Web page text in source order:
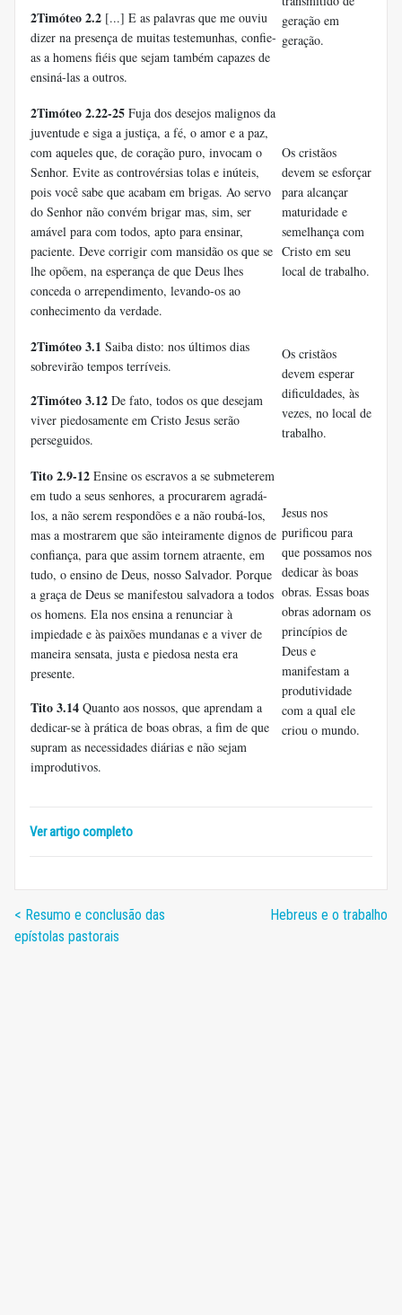
2Timóteo 2.2 [...] E as palavras que me ouviu
dizer na presença de muitas testemunhas, confie-
as a homens fiéis que sejam também capazes de
ensiná-las a outros.
geração em
geração.
2Timóteo 2.22-25 Fuja dos desejos malignos da
juventude e siga a justiça, a fé, o amor e a paz,
com aqueles que, de coração puro, invocam o
Senhor. Evite as controvérsias tolas e inúteis,
pois você sabe que acabam em brigas. Ao servo
do Senhor não convém brigar mas, sim, ser
amável para com todos, apto para ensinar,
paciente. Deve corrigir com mansidão os que se
lhe opõem, na esperança de que Deus lhes
conceda o arrependimento, levando-os ao
conhecimento da verdade.
Os cristãos
devem se esforçar
para alcançar
maturidade e
semelhança com
Cristo em seu
local de trabalho.
2Timóteo 3.1 Saiba disto: nos últimos dias
sobrevirão tempos terríveis.
2Timóteo 3.12 De fato, todos os que desejam
viver piedosamente em Cristo Jesus serão
perseguidos.
Os cristãos
devem esperar
dificuldades, às
vezes, no local de
trabalho.
Tito 2.9-12 Ensine os escravos a se submeterem
em tudo a seus senhores, a procurarem agradá-
los, a não serem respondões e a não roubá-los,
mas a mostrarem que são inteiramente dignos de
confiança, para que assim tornem atraente, em
tudo, o ensino de Deus, nosso Salvador. Porque
a graça de Deus se manifestou salvadora a todos
os homens. Ela nos ensina a renunciar à
impiedade e às paixões mundanas e a viver de
maneira sensata, justa e piedosa nesta era
presente.
Tito 3.14 Quanto aos nossos, que aprendam a
dedicar-se à prática de boas obras, a fim de que
supram as necessidades diárias e não sejam
improdutivos.
Jesus nos
purificou para
que possamos nos
dedicar às boas
obras. Essas boas
obras adornam os
princípios de
Deus e
manifestam a
produtividade
com a qual ele
criou o mundo.
Ver artigo completo
< Resumo e conclusão das
epístolas pastorais
Hebreus e o trabalho